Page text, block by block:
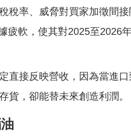
稅率、威脅對買家加徵間接
疲軟，使其對2025至2026
直接反映營收，因為當進口
貨，卻能替未來創造利潤。